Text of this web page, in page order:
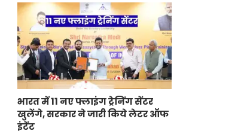
भारत में 11 नए फ्लाइंग ट्रेनिंग सेंटर
खुलेंगे, सरकार ने जारी किये लेटर ऑफ
इंटेंट